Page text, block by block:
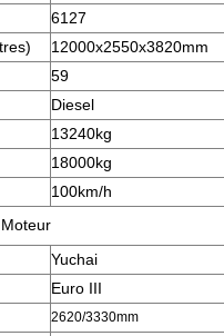
6127
12000x2550x3820mm
59
Diesel
13240kg
18000kg
100km/h
Moteur
Yuchai
Euro III
2620/3330mm